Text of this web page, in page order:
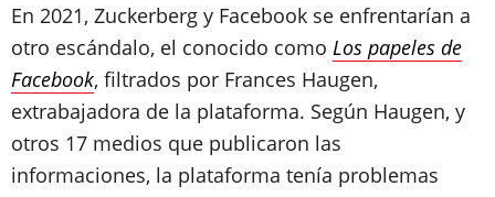
En 2021, Zuckerberg y Facebook se enfrentarían a
otro escándalo, el conocido como Los papeles de
Facebook, filtrados por Frances Haugen,
extrabajadora de la plataforma. Según Haugen, y
otros 17 medios que publicaron las
informaciones, la plataforma tenía problemas